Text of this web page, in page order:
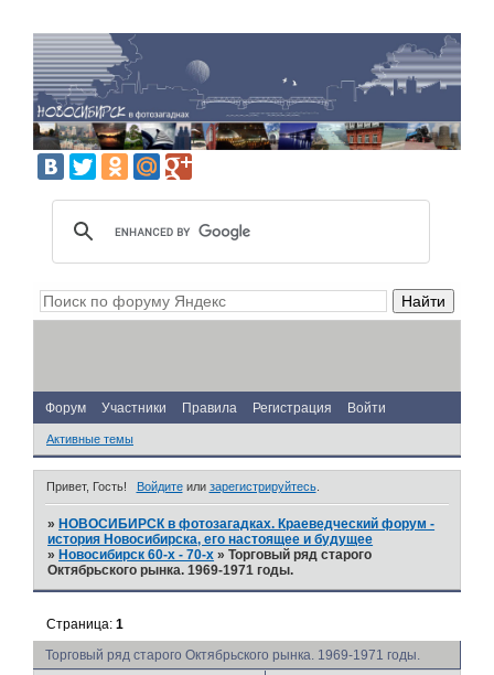
Форум Участники Правила Регистрация Войти
Активные темы
Привет, Гость! Войдитеили зарегистрируйтесь.
» НОВОСИБИРСК в фотозагадках. Краеведческий форум -
история Новосибирска, его настоящее и будущее
» Новосибирск 60-х - 70-х »Торговый ряд старого
Октябрьского рынка. 1969-1971 годы.
Торговый ряд старого Октябрьского рынка. 1969-1971 годы.
Страница:1